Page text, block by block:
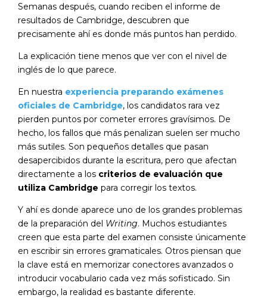
Semanas después, cuando reciben el informe de
resultados de Cambridge, descubren que
precisamente ahí es donde más puntos han perdido.
La explicación tiene menos que ver con el nivel de
inglés de lo que parece.
En nuestra experiencia preparando exámenes
oficiales de Cambridge, los candidatos rara vez
pierden puntos por cometer errores gravísimos. De
hecho, los fallos que más penalizan suelen ser mucho
más sutiles. Son pequeños detalles que pasan
desapercibidos durante la escritura, pero que afectan
directamente a los criterios de evaluación que
utiliza Cambridge para corregir los textos.
Y ahí es donde aparece uno de los grandes problemas
de la preparación del Writing. Muchos estudiantes
creen que esta parte del examen consiste únicamente
en escribir sin errores gramaticales. Otros piensan que
la clave está en memorizar conectores avanzados o
introducir vocabulario cada vez más sofisticado. Sin
embargo, la realidad es bastante diferente.